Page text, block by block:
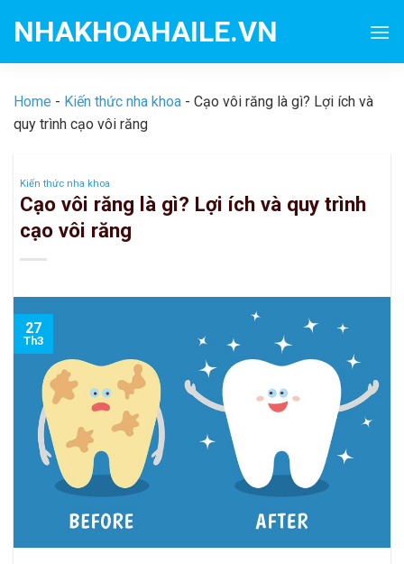
NHAKHOAHAILE.VN
Home - Kiến thức nha khoa - Cạo vôi răng là gì? Lợi ích và
quy trình cạo vôi răng
Kiến thức nha khoa
Cạo vôi răng là gì? Lợi ích và quy trình
cạo vôi răng
27
Th3